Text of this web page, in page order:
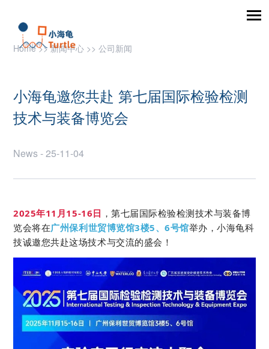
Home>>新闻中心 >>公司新闻
小海龟邀您共赴 第七届国际检验检测
技术与装备博览会
News - 25-11-04
2025年11月15-16日 ，第七届国际检验检测技术与装备博
览会将在广州保利世贸博览馆3楼5、6号馆举办，小海龟科
技诚邀您共赴这场技术与交流的盛会！